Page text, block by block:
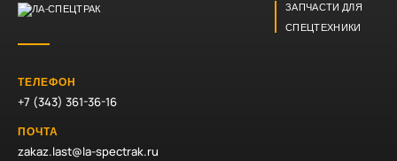
ЗАПЧАСТИ ДЛЯ
СПЕЦТЕХНИКИ
ТЕЛЕФОН
+7 (343) 361-36-16
ПОЧТА
zakaz.last@la-spectrak.ru